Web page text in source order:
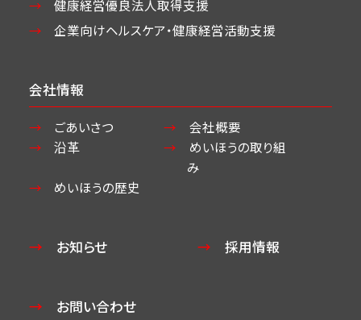
健康経営優良法人取得支援
企業向けヘルスケア・健康経営活動支援
会社情報
ごあいさつ
会社概要
沿革
めいほうの取り組
み
めいほうの歴史
お知らせ 採用情報
お問い合わせ